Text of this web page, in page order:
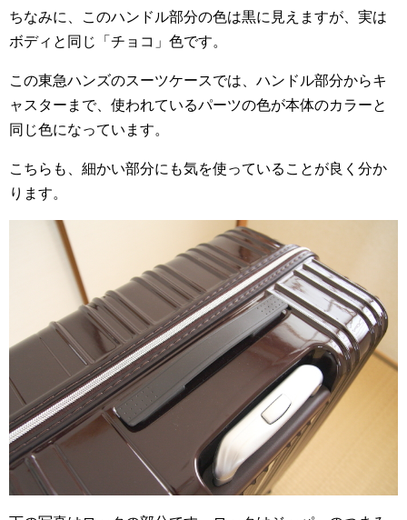
ちなみに、このハンドル部分の色は黒に見えますが、実は
ボディと同じ「チョコ」色です。
この東急ハンズのスーツケースでは、ハンドル部分からキ
ャスターまで、使われているパーツの色が本体のカラーと
同じ色になっています。
こちらも、細かい部分にも気を使っていることが良く分か
ります。